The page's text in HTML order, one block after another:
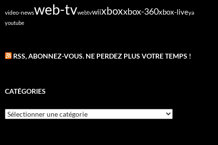
video-newsweb-tvwebtvwiixboxxbox-360xbox-liveya
youtube
RSS, ABONNEZ-VOUS. NE PERDEZ PLUS VOTRE TEMPS !
CATÉGORIES
Catégories